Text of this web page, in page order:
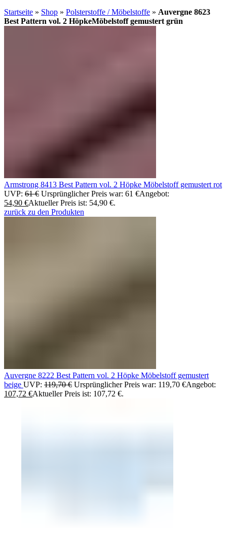
Startseite » Shop » Polsterstoffe / Möbelstoffe » Auvergne 8623
Best Pattern vol. 2 HöpkeMöbelstoff gemustert grün
Armstrong 8413 Best Pattern vol. 2 Höpke Möbelstoff gemustert rot
UVP: 61€ Ursprünglicher Preis war: 61 €Angebot:
54,90 €Aktueller Preis ist: 54,90 €.
zurück zu den Produkten
Auvergne 8222 Best Pattern vol. 2 Höpke Möbelstoff gemustert
beige UVP: 119,70€ Ursprünglicher Preis war: 119,70 €Angebot:
107,72 €Aktueller Preis ist: 107,72 €.